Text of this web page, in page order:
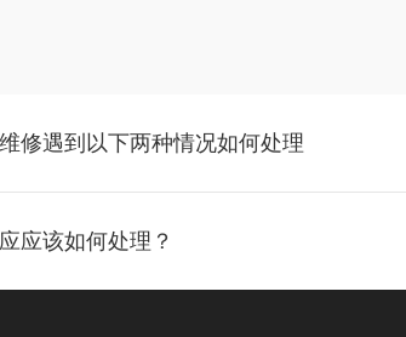
修遇到以下两种情况如何处理
应该如何处理？